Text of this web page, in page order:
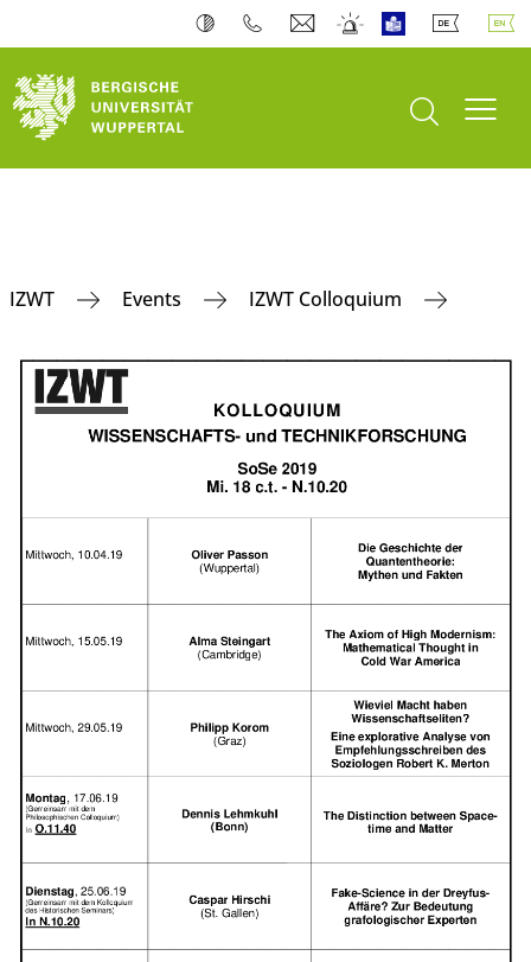
open search
IZWT Events IZWT Colloquium